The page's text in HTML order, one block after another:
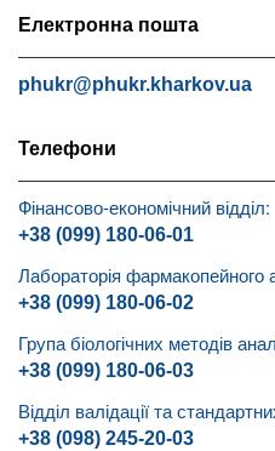
Електронна пошта
phukr@phukr.kharkov.ua
Телефони
Фінансово-економічний відділ:
+38 (099) 180-06-01
Лабораторія фармакопейного
+38 (099) 180-06-02
Група біологічних методів
+38 (099) 180-06-03
Відділ валідації та
+38 (098) 245-20-03